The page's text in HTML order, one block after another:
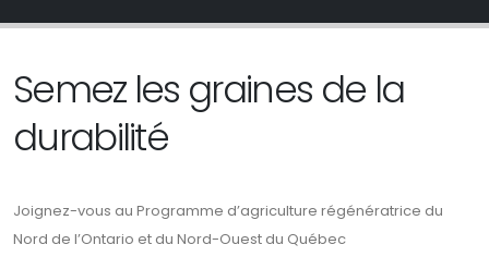
Semez les graines de la
durabilité
Joignez-vous au Programme d’agriculture régénératrice du
Nord de l’Ontario et du Nord-Ouest du Québec